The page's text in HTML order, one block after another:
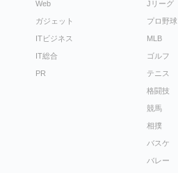
Web
ガジェット
ITビジネス
IT総合
PR
Jリーグ
プロ野球
MLB
ゴルフ
テニス
格闘技
競馬
相撲
バスケ
バレー